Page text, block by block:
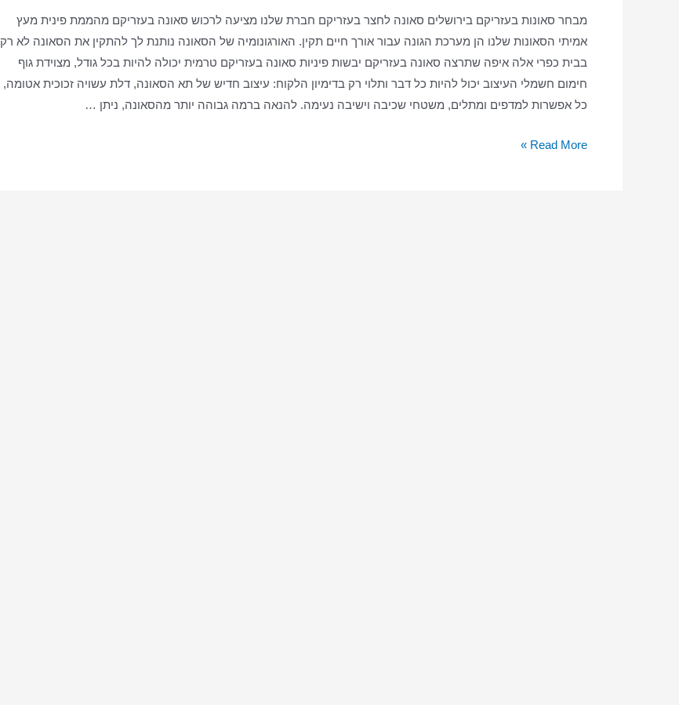
מבחר סאונות בעזריקם בירושלים סאונה לחצר בעזריקם חברת שלנו מציעה לרכוש סאונה בעזריקם מהממת פינית מעץ
אמיתי הסאונות שלנו הן מערכת הגונה עבור אורך חיים תקין. האורגונומיה של הסאונה נותנת לך להתקין את הסאונה לא רק
בבית כפרי אלה איפה שתרצה סאונה בעזריקם יבשות פיניות סאונה בעזריקם טרמית יכולה להיות בכל גודל, מצוידת גוף
חימום חשמלי העיצוב יכול להיות כל דבר ותלוי רק בדימיון הלקוח: עיצוב חדיש של תא הסאונה, דלת עשויה זכוכית אטומה,
כל אפשרות למדפים ומתלים, משטחי שכיבה וישיבה נעימה. להנאה ברמה גבוהה יותר מהסאונה, ניתן …
סאונה
Read More »